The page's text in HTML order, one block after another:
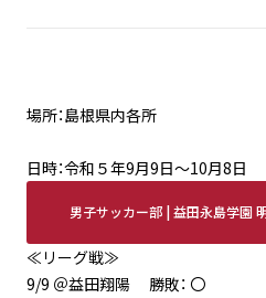
場所：島根県内各所
日時：令和５年9月9日〜10月8日
男子サッカー部 | 益田永島学園
等学校 (meisei-masuda.ed.jp)
≪リーグ戦≫
9/9 ＠益田翔陽 勝敗： 〇